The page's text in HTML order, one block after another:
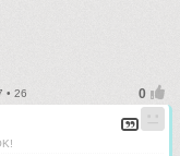
• 26